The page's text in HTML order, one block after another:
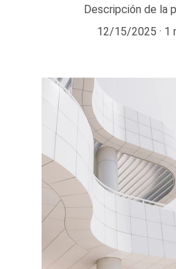
Descripción de la
12/15/2025
1